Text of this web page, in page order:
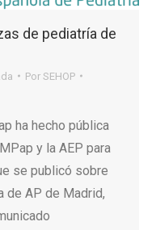
de pediatría de
Por SEHOP
ha hecho pública
y la AEP para
se publicó sobre
de AP de Madrid,